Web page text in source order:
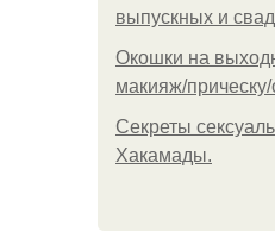
выпускных и
Окошки на
макияж/прическу/
Секреты
Хакамады.